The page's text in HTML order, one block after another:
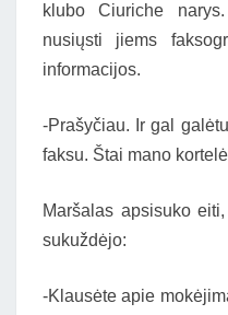
klubo Ciuriche
nusiųsti jiems
informacijos.
-Prašyčiau. Ir gal
faksu. Štai mano
Maršalas apsisuko
sukuždėjo:
-Klausėte apie